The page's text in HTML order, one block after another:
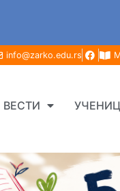
info@zarko.edu.rs
ВЕСТИ